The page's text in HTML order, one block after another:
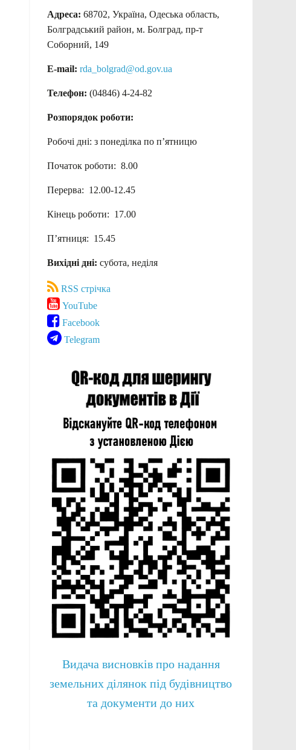
Адреса: 68702, Україна, Одеська область,
Болградський район, м. Болград, пр-т
Соборний, 149
E-mail: rda_bolgrad@od.gov.ua
Телефон: (04846) 4-24-82
Розпорядок роботи:
Робочі дні: з понеділка по п’ятницю
Початок роботи: 8.00
Перерва: 12.00-12.45
Кінець роботи: 17.00
П’ятниця: 15.45
Вихідні дні: субота, неділя
RSS стрічка
YouTube
Facebook
Telegram
Видача висновків про надання
земельних ділянок під будівництво
та документи до них